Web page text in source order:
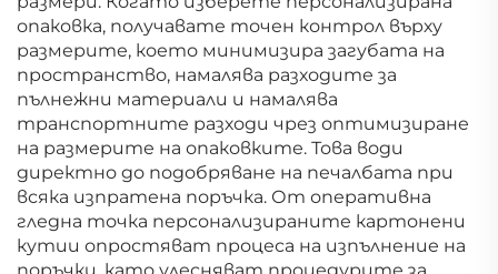
опаковка, получавате точен контрол върху
размерите, което минимизира загубата на
пространство, намалява разходите за
пълнежни материали и намалява
транспортните разходи чрез оптимизиране
на размерите на опаковките. Това води
директно до подобряване на печалбата при
всяка изпратена поръчка. От оперативна
гледна точка персонализираните картонени
кутии опростяват процеса на изпълнение на